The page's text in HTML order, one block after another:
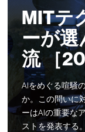
MITテ
ーが選
流 ［
AIをめぐる喧騒
か。この問いに
ーはAIの重要な
ストを発表する。